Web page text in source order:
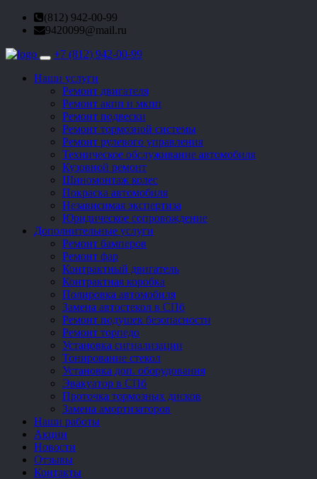
(812) 942-00-99
9420099@mail.ru
Toggle
+7 (812) 942-00-99
Наши услуги
Ремонт двигателя
Ремонт акпп и мкпп
Ремонт подвески
Ремонт тормозной системы
Ремонт рулевого управления
Техническое обслуживание автомобиля
Кузовной ремонт
Шиномонтаж колес
Покраска автомобиля
Независимая экспертиза
Юридическое сопровождение
Дополнительные услуги
Ремонт бамперов
Ремонт фар
Контрактный двигатель
Контрактная коробка
Полировка автомобиля
Замена автостекол в СПб
Ремонт подушек безопасности
Ремонт торпедо
Установка сигнализации
Тонирование стекол
Установка доп. оборудования
Эвакуатор в СПб
Проточка тормозных дисков
Замена амортизаторов
Наши работы
Акции
Новости
Отзывы
Контакты